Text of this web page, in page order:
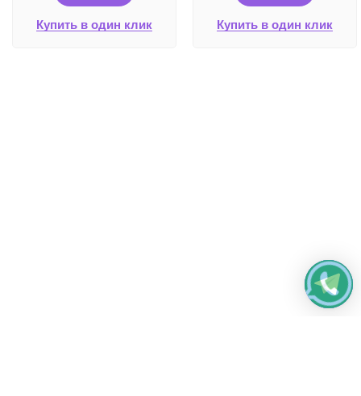
Купить в один клик Купить в один клик